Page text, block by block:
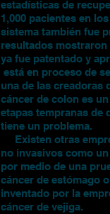
estadísticas de
1,000 pacientes en
sistema también fue
resultados mostraron
ya fue patentado y
está en proceso de
una de las creadoras
cáncer de colon es
etapas tempranas de
tiene un problema.
Existen otras
no invasivos como
por medio de una
cáncer de estómago
inventado por la
cáncer de vejiga.